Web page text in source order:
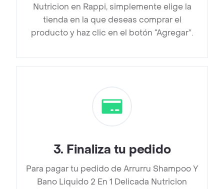
Nutricion en Rappi, simplemente elige la
tienda en la que deseas comprar el
producto y haz clic en el botón “Agregar”.
3. Finaliza tu pedido
Para pagar tu pedido de Arrurru Shampoo Y
Bano Liquido 2 En 1 Delicada Nutricion